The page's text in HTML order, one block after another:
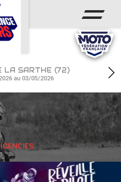
LA SARTHE (72)
au 03/05/2026